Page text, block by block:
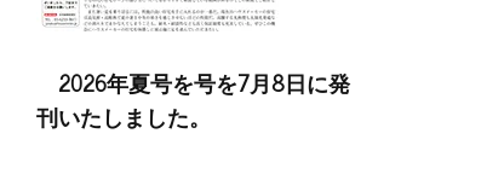
2026年夏号を号を7月8日に発
刊いたしました。